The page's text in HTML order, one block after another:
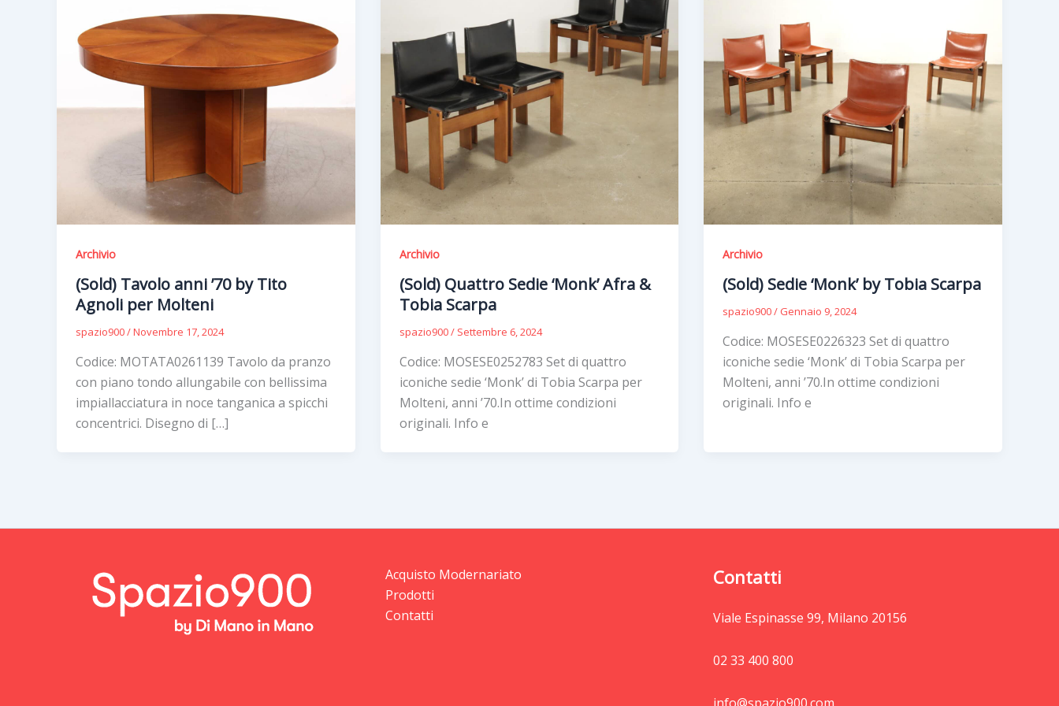
Archivio
(Sold) Tavolo anni ’70 by Tito
Agnoli per Molteni
spazio900/Novembre 17, 2024
Codice: MOTATA0261139 Tavolo da pranzo
con piano tondo allungabile con bellissima
impiallacciatura in noce tanganica a spicchi
concentrici. Disegno di […]
Archivio
(Sold) Quattro Sedie ‘Monk’ Afra &
Tobia Scarpa
spazio900/ Settembre 6, 2024
Codice: MOSESE0252783 Set di quattro
iconiche sedie ‘Monk’ di Tobia Scarpa per
Molteni, anni ’70.In ottime condizioni
originali. Info e
Archivio
(Sold) Sedie ‘Monk’ by Tobia Scarpa
spazio900/ Gennaio 9, 2024
Codice: MOSESE0226323 Set di quattro
iconiche sedie ‘Monk’ di Tobia Scarpa per
Molteni, anni ’70.In ottime condizioni
originali. Info e
Acquisto Modernariato
Prodotti
Contatti
Contatti
Viale Espinasse 99, Milano 20156
02 33 400 800